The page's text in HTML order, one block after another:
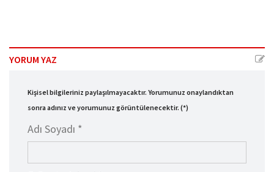
YORUM YAZ
Kişisel bilgileriniz paylaşılmayacaktır. Yorumunuz onaylandıktan
sonra adınız ve yorumunuz görüntülenecektir. (*)
Adı Soyadı *